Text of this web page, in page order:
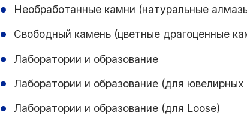
Необработанные камни (натуральные
Свободный камень (цветные драгоценные
Лаборатории и образование
Лаборатории и образование (для ювелирных
Лаборатории и образование (для Loose)